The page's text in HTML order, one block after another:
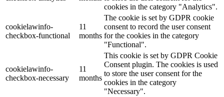
cookies in the category "Analytics".
cookielawinfo-
checkbox-functional
11
months
The cookie is set by GDPR cookie
consent to record the user consent
for the cookies in the category
"Functional".
cookielawinfo-
checkbox-necessary
11
months
This cookie is set by GDPR Cookie
Consent plugin. The cookies is used
to store the user consent for the
cookies in the category
"Necessary".